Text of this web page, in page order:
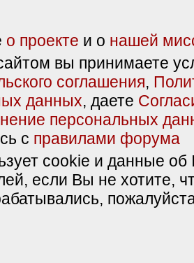
о проекте и о нашей
вы принимаете
соглашения,
данных, даете
персональных
с правилами форума
cookie и данные об
если Вы не хотите,